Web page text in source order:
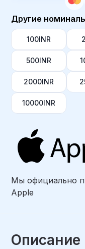
Другие
100INR
500INR
2000INR
10000INR
Мы официально
Apple
Описание